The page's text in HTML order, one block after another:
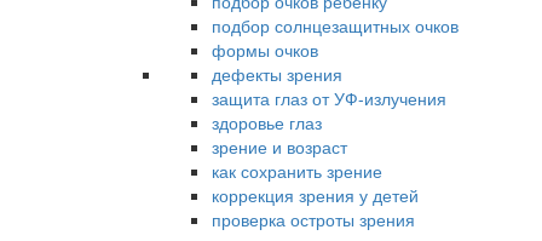
подбор солнцезащитных очков
формы очков
дефекты зрения
защита глаз от УФ-излучения
здоровье глаз
зрение и возраст
как сохранить зрение
коррекция зрения у детей
проверка остроты зрения